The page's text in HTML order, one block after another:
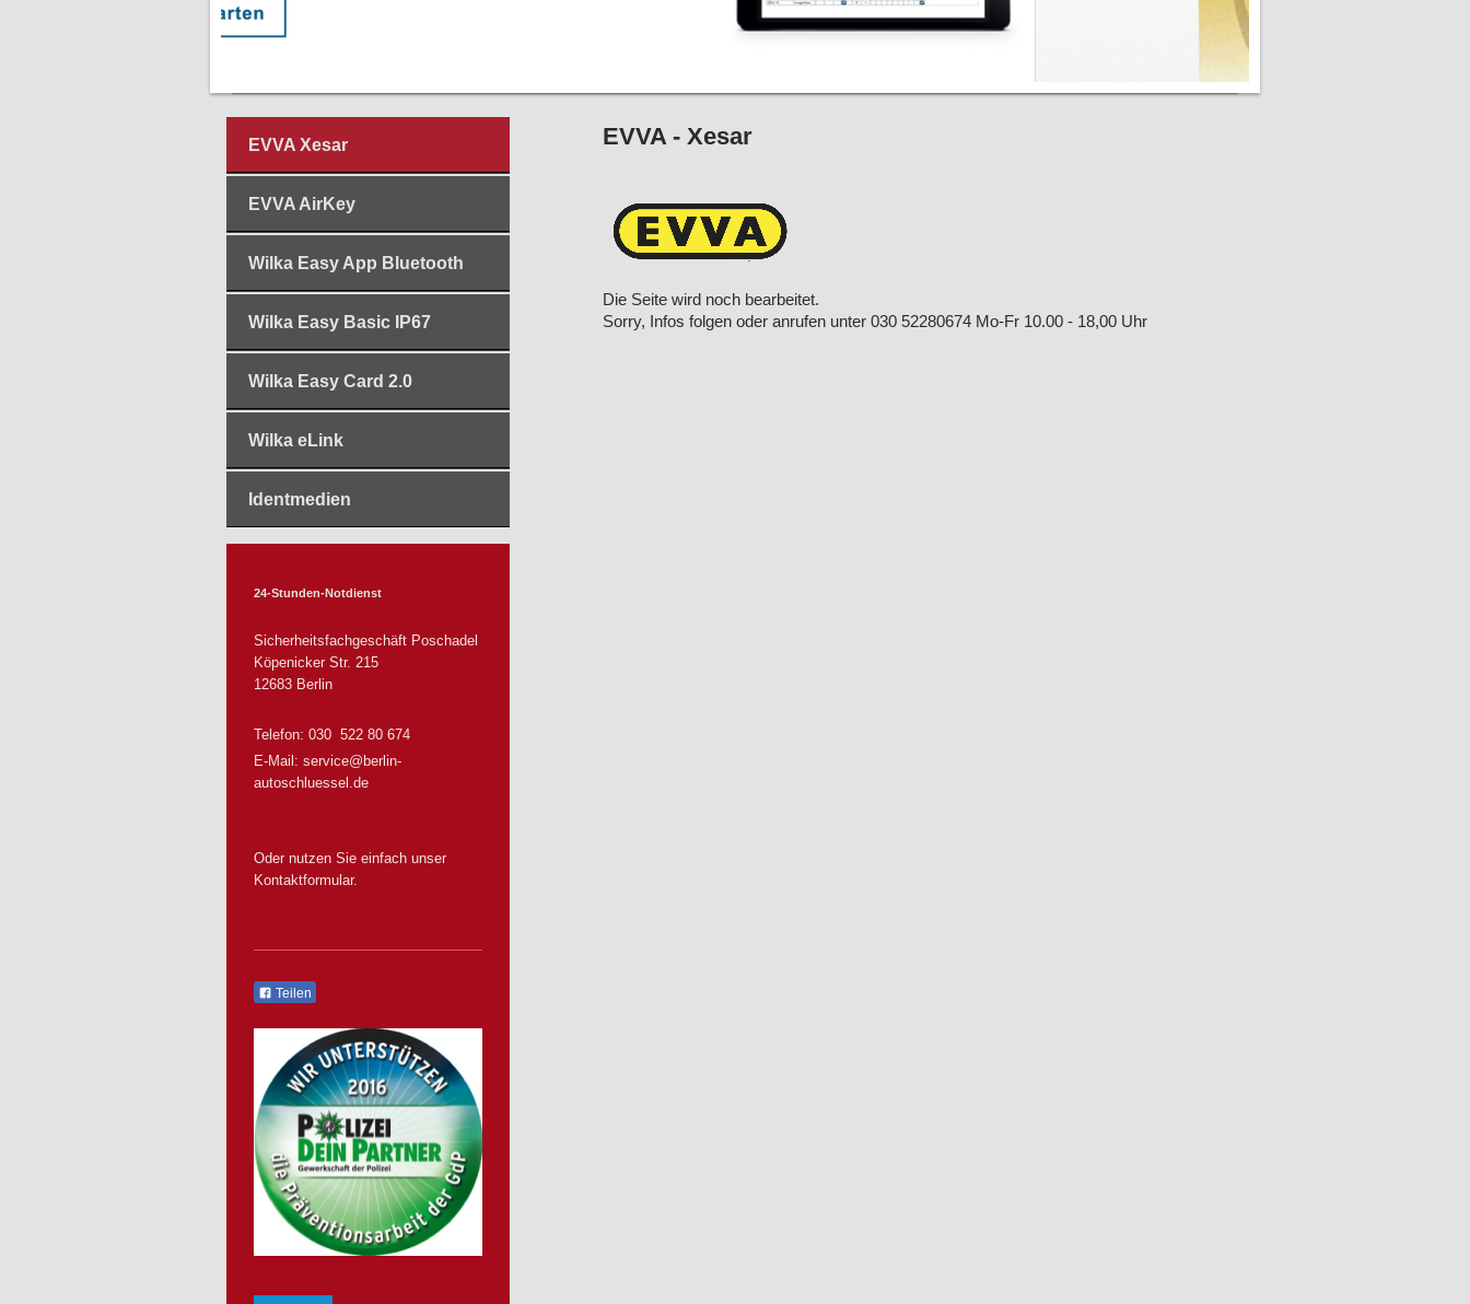
EVVA - Xesar
Die Seite wird noch bearbeitet.
Sorry, Infos folgen oder anrufen unter 030 52280674 Mo-Fr 10.00 - 18,00 Uhr
EVVA Xesar
EVVA AirKey
Wilka Easy App Bluetooth
Wilka Easy Basic IP67
Wilka Easy Card 2.0
Wilka eLink
Identmedien
24-Stunden-Notdienst
Sicherheitsfachgeschäft Poschadel
Köpenicker Str. 215
12683 Berlin
Telefon: 030 522 80 674
E-Mail: service@berlin-
autoschluessel.de
Oder nutzen Sie einfach unser
Kontaktformular.
Teilen